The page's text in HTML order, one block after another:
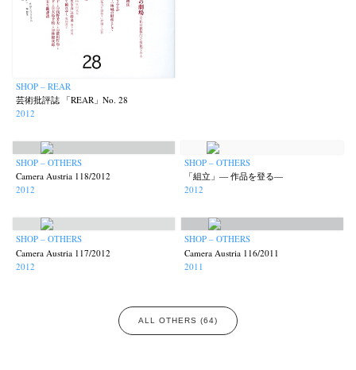
SHOP – REAR
芸術批評誌 「REAR」No. 28
2012
SHOP – OTHERS
Camera Austria 118/2012
2012
SHOP – OTHERS
「組立」— 作品を登る—
2012
SHOP – OTHERS
Camera Austria 117/2012
2012
SHOP – OTHERS
Camera Austria 116/2011
2011
ALL OTHERS (64)